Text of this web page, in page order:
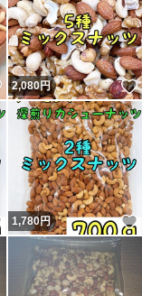
いいね！
2,080円
いいね！
1,780円